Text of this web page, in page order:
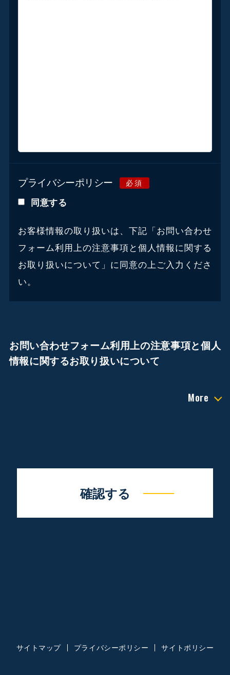
プライバシーポリシー 必須
同意する
お客様情報の取り扱いは、下記「お問い合わせ
フォーム利用上の注意事項と個人情報に関する
お取り扱いについて」に同意の上ご入力くださ
い。
お問い合わせフォーム利用上の注意事項と個人
情報に関するお取り扱いについて
More
確認する
サイトマップ プライバシーポリシー サイトポリシー